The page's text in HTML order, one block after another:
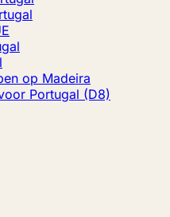
op Madeira
Portugal (D8)